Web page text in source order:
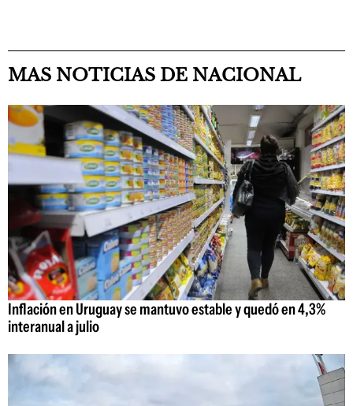
MAS NOTICIAS DE NACIONAL
Inflación en Uruguay se mantuvo estable y quedó en 4,3%
interanual a julio